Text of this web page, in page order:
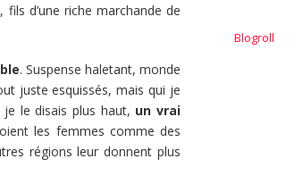
d’une riche marchande de
. Suspense haletant, monde
juste esquissés, mais qui je
je le disais plus haut, un vrai
les femmes comme des
régions leur donnent plus
Blogroll